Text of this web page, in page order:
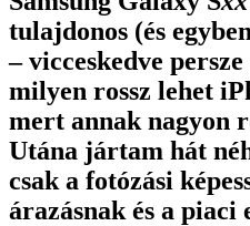
tulajdonos (és
– vicceskedve
milyen rossz lehet
mert annak nagyon
Utána jártam hát
csak a fotózási
árazásnak és a piaci